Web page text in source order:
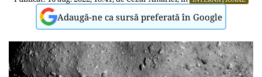
Adaugă-ne ca sursă preferată în Google